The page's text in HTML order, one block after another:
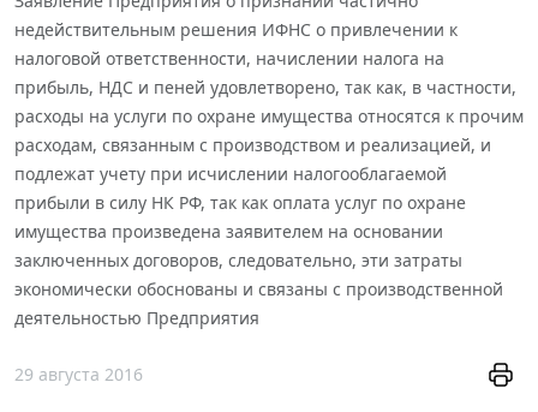
недействительным решения ИФНС о привлечении к
налоговой ответственности, начислении налога на
прибыль, НДС и пеней удовлетворено, так как, в частности,
расходы на услуги по охране имущества относятся к прочим
расходам, связанным с производством и реализацией, и
подлежат учету при исчислении налогооблагаемой
прибыли в силу НК РФ, так как оплата услуг по охране
имущества произведена заявителем на основании
заключенных договоров, следовательно, эти затраты
экономически обоснованы и связаны с производственной
деятельностью Предприятия
29 августа 2016